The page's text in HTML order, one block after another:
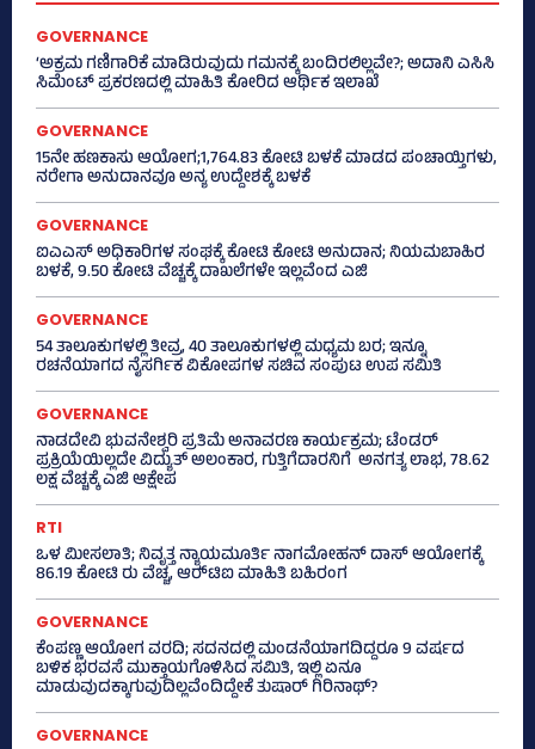
GOVERNANCE
‘ಅಕ್ರಮ ಗಣಿಗಾರಿಕೆ ಮಾಡಿರುವುದು ಗಮನಕ್ಕೆ ಬಂದಿರಲಿಲ್ಲವೇ?; ಅದಾನಿ ಎಸಿಸಿ
ಸಿಮೆಂಟ್ ಪ್ರಕರಣದಲ್ಲಿ ಮಾಹಿತಿ ಕೋರಿದ ಆರ್ಥಿಕ ಇಲಾಖೆ
GOVERNANCE
15ನೇ ಹಣಕಾಸು ಆಯೋಗ;1,764.83 ಕೋಟಿ ಬಳಕೆ ಮಾಡದ ಪಂಚಾಯ್ತಿಗಳು,
ನರೇಗಾ ಅನುದಾನವೂ ಅನ್ಯ ಉದ್ದೇಶಕ್ಕೆ ಬಳಕೆ
GOVERNANCE
ಐಎಎಸ್‌ ಅಧಿಕಾರಿಗಳ ಸಂಘಕ್ಕೆ ಕೋಟಿ ಕೋಟಿ ಅನುದಾನ; ನಿಯಮಬಾಹಿರ
ಬಳಕೆ, 9.50 ಕೋಟಿ ವೆಚ್ಚಕ್ಕೆ ದಾಖಲೆಗಳೇ ಇಲ್ಲವೆಂದ ಎಜಿ
GOVERNANCE
54 ತಾಲೂಕುಗಳಲ್ಲಿ ತೀವ್ರ, 40 ತಾಲೂಕುಗಳಲ್ಲಿ ಮಧ್ಯಮ ಬರ; ಇನ್ನೂ
ರಚನೆಯಾಗದ ನೈಸರ್ಗಿಕ ವಿಕೋಪಗಳ ಸಚಿವ ಸಂಪುಟ ಉಪ ಸಮಿತಿ
GOVERNANCE
ನಾಡದೇವಿ ಭುವನೇಶ್ವರಿ ಪ್ರತಿಮೆ ಅನಾವರಣ ಕಾರ್ಯಕ್ರಮ; ಟೆಂಡರ್
ಪ್ರಕ್ರಿಯೆಯಿಲ್ಲದೇ ವಿದ್ಯುತ್‌ ಅಲಂಕಾರ, ಗುತ್ತಿಗೆದಾರನಿಗೆ ಅನಗತ್ಯ ಲಾಭ, 78.62
ಲಕ್ಷ ವೆಚ್ಚಕ್ಕೆ ಎಜಿ ಆಕ್ಷೇಪ
RTI
ಒಳ ಮೀಸಲಾತಿ; ನಿವೃತ್ತ ನ್ಯಾಯಮೂರ್ತಿ ನಾಗಮೋಹನ್ ದಾಸ್ ಆಯೋಗಕ್ಕೆ
86.19 ಕೋಟಿ ರು ವೆಚ್ಚ, ಆರ್‍‌ಟಿಐ ಮಾಹಿತಿ ಬಹಿರಂಗ
GOVERNANCE
ಕೆಂಪಣ್ಣ ಆಯೋಗ ವರದಿ; ಸದನದಲ್ಲಿ ಮಂಡನೆಯಾಗದಿದ್ದರೂ 9 ವರ್ಷದ
ಬಳಿಕ ಭರವಸೆ ಮುಕ್ತಾಯಗೊಳಿಸಿದ ಸಮಿತಿ, ಇಲ್ಲಿ ಏನೂ
ಮಾಡುವುದಕ್ಕಾಗುವುದಿಲ್ಲವೆಂದಿದ್ದೇಕೆ ತುಷಾರ್ ಗಿರಿನಾಥ್?
GOVERNANCE